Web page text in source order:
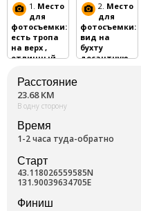
1. Место
для
фотосъемки:
есть тропа
на верх ,
отличный
2. Место
для
фотосъемки:
вид на
бухту
десантную
Расстояние
23.68 КМ
В одну сторону
Время
1-2 часа туда-обратно
Старт
43.118026559585N
131.90039634705E
Финиш